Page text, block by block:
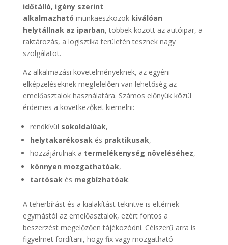
időtálló, igény szerint
alkalmazható munkaeszközök kiválóan
helytállnak az iparban, többek között az autóipar, a
raktározás, a logisztika területén tesznek nagy
szolgálatot.
Az alkalmazási követelményeknek, az egyéni
elképzeléseknek megfelelően van lehetőség az
emelőasztalok használatára. Számos előnyük közül
érdemes a következőket kiemelni:
rendkívül sokoldalúak,
helytakarékosak és praktikusak,
hozzájárulnak a termelékenység növeléséhez,
könnyen mozgathatóak,
tartósak és megbízhatóak.
A teherbírást és a kialakítást tekintve is eltérnek
egymástól az emelőasztalok, ezért fontos a
beszerzést megelőzően tájékozódni. Célszerű arra is
figyelmet fordítani, hogy fix vagy mozgatható